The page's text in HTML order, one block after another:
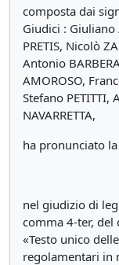
composta dai
Giudici : Giuliano
PRETIS, Nicolò
Antonio
AMOROSO,
Stefano PETITTI,
NAVARRETTA,
ha pronunciato
nel giudizio di
comma 4-ter, del
«Testo unico
regolamentari in